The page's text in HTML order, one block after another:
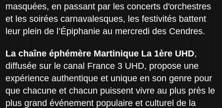
masquées, en passant par les concerts d'orchestres
et les soirées carnavalesques, les festivités battent
leur plein de l’Épiphanie au mercredi des Cendres.
La chaîne éphémère Martinique La 1ère UHD,
diffusée sur le canal France 3 UHD, propose une
expérience authentique et unique en son genre pour
que chacune et chacun puissent vivre au plus près le
plus grand événement populaire et culturel de la